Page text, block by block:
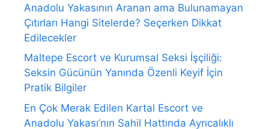
Anadolu Yakasının Aranan ama Bulunamayan
Çıtırları Hangi Sitelerde? Seçerken Dikkat
Edilecekler
Maltepe Escort ve Kurumsal Seksi İşçiliği:
Seksin Gücünün Yanında Özenli Keyif İçin
Pratik Bilgiler
En Çok Merak Edilen Kartal Escort ve
Anadolu Yakası’nın Sahil Hattında Ayrıcalıklı